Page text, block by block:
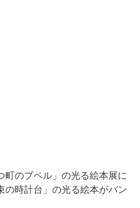
町のプペル」の光る絵本展に
時計台」の光る絵本がバン